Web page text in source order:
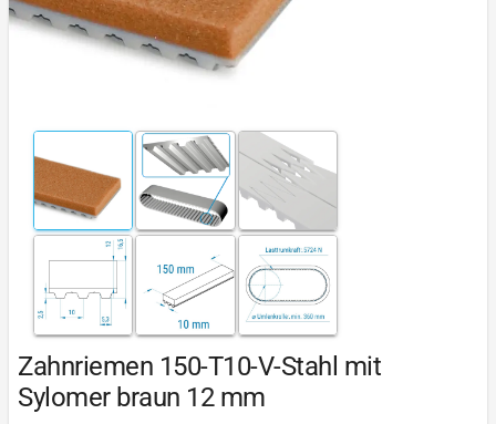
Zahnriemen 150-T10-V-Stahl mit
Sylomer braun 12 mm